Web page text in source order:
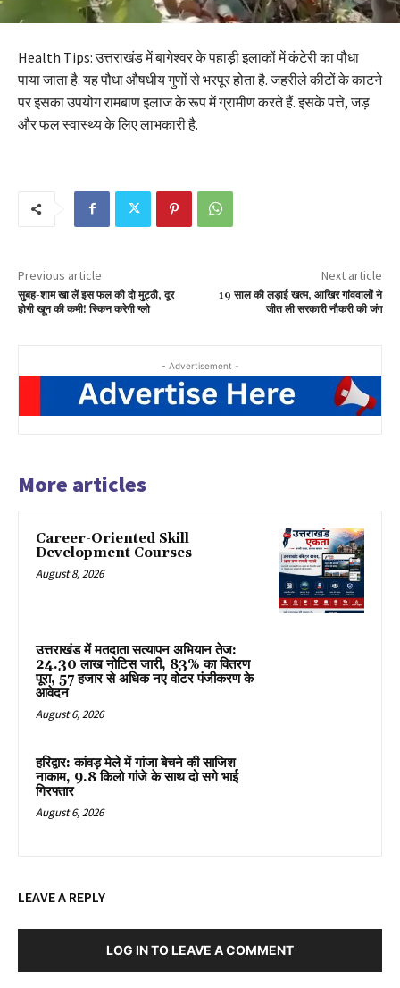
Health Tips: उत्तराखंड में बागेश्वर के पहाड़ी इलाकों में कंटेरी का पौधा
पाया जाता है. यह पौधा औषधीय गुणों से भरपूर होता है. जहरीले कीटों के काटने
पर इसका उपयोग रामबाण इलाज के रूप में ग्रामीण करते हैं. इसके पत्ते, जड़
और फल स्वास्थ्य के लिए लाभकारी है.
Previous article
सुबह-शाम खा लें इस फल की दो मुट्ठी, दूर
होगी खून की कमी! स्किन करेगी ग्लो
Next article
19 साल की लड़ाई खत्म, आखिर गांववालों ने
जीत ली सरकारी नौकरी की जंग
- Advertisement -
More articles
Career-Oriented Skill
Development Courses
August 8, 2026
उत्तराखंड में मतदाता सत्यापन अभियान तेज:
24.30 लाख नोटिस जारी, 83% का वितरण
पूरा, 57 हजार से अधिक नए वोटर पंजीकरण के
आवेदन
August 6, 2026
हरिद्वार: कांवड़ मेले में गांजा बेचने की साजिश
नाकाम, 9.8 किलो गांजे के साथ दो सगे भाई
गिरफ्तार
August 6, 2026
LEAVE A REPLY
LOG IN TO LEAVE A COMMENT